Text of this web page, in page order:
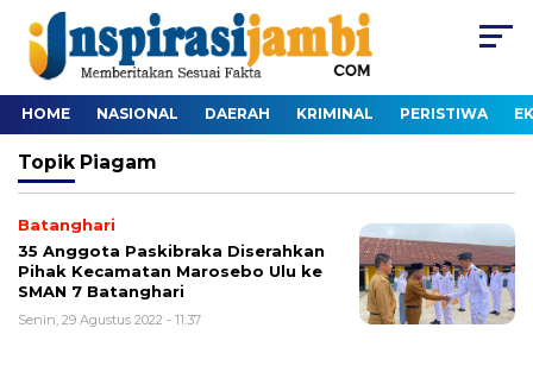
HOME NASIONAL DAERAH KRIMINAL PERISTIWA
Topik Piagam
Batanghari
35 Anggota Paskibraka Diserahkan
Pihak Kecamatan Marosebo Ulu ke
SMAN 7 Batanghari
Senin, 29 Agustus 2022 - 11:37